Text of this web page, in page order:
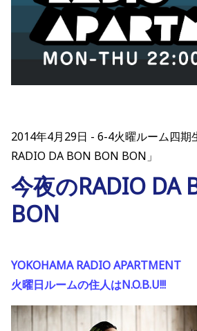
2014年4月29日
6-4火曜ルーム四期
RADIO DA BON BON BON」
今夜のRADIO DA
BON
YOKOHAMA RADIO APARTMENT
火曜日ルームの住人はN.O.B.U!!!